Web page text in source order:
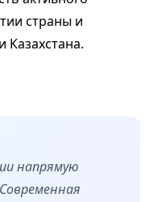
страны и
Казахстана.
напрямую